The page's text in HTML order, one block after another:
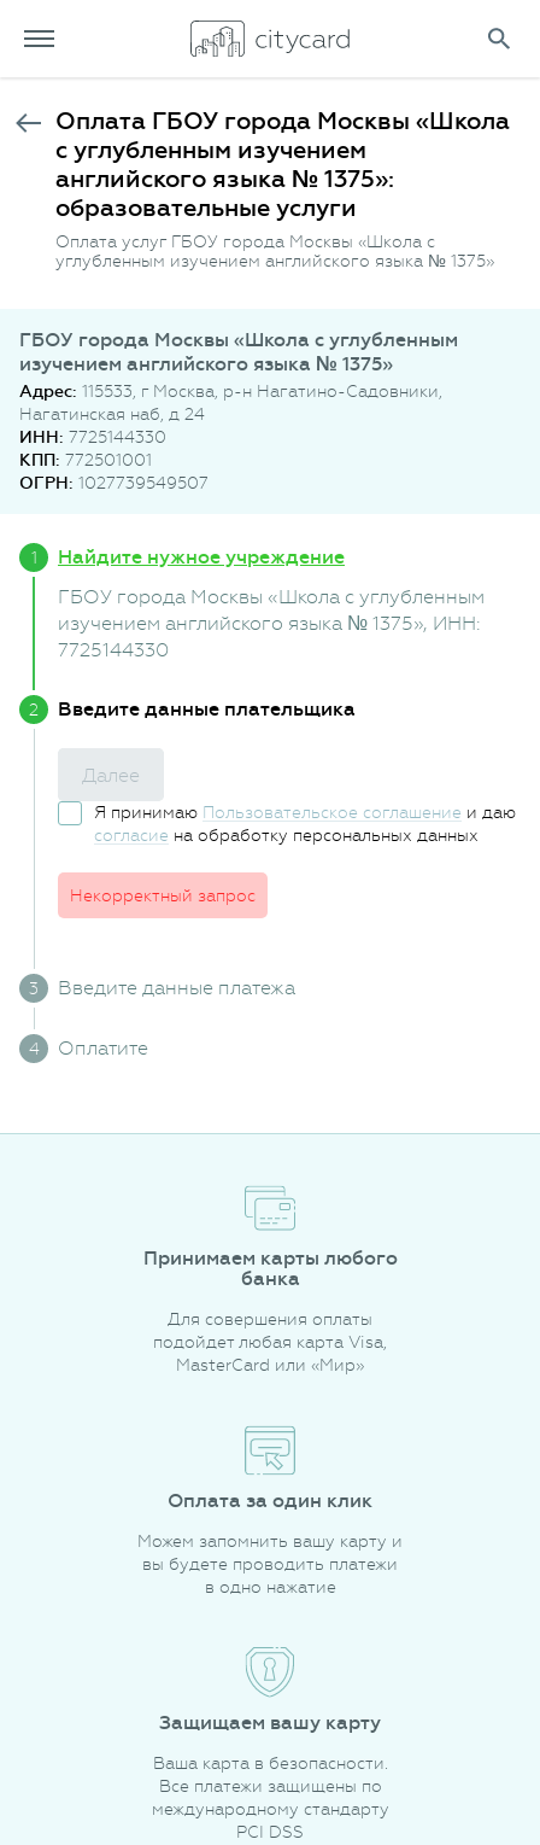
Оплата ГБОУ города Москвы «Школа
с углубленным изучением
английского языка № 1375»:
образовательные услуги
Оплата услуг ГБОУ города Москвы «Школа с
углубленным изучением английского языка № 1375»
ГБОУ города Москвы «Школа с углубленным
изучением английского языка № 1375»
Адрес: 115533, г Москва, р-н Нагатино-Садовники,
Нагатинская наб, д 24
ИНН: 7725144330
КПП: 772501001
ОГРН: 1027739549507
Найдите нужное учреждение
ГБОУ города Москвы «Школа с углубленным
изучением английского языка № 1375», ИНН:
7725144330
Введите данные плательщика
Далее
Я принимаю Пользовательское соглашение и даю
согласие на обработку персональных данных
Некорректный запрос
Введите данные платежа
Оплатите
Принимаем карты любого
банка
Для совершения оплаты
подойдет любая карта Visa,
MasterCard или «Мир»
Оплата за один клик
Можем запомнить вашу карту и
вы будете проводить платежи
в одно нажатие
Защищаем вашу карту
Ваша карта в безопасности.
Все платежи защищены по
международному стандарту
PCI DSS